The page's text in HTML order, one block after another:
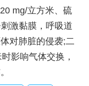
mg/立方米、硫
激黏膜，呼吸道
对肺脏的侵袭;二
影响气体交换，